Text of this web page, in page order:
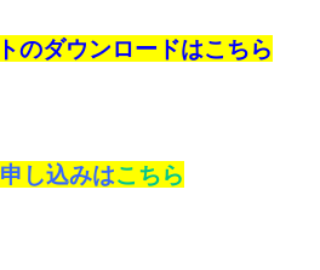
のダウンロードはこちら
し込みはこちら